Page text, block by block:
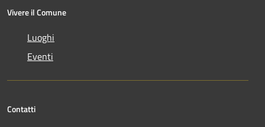
Vivere il Comune
Luoghi
Eventi
Contatti